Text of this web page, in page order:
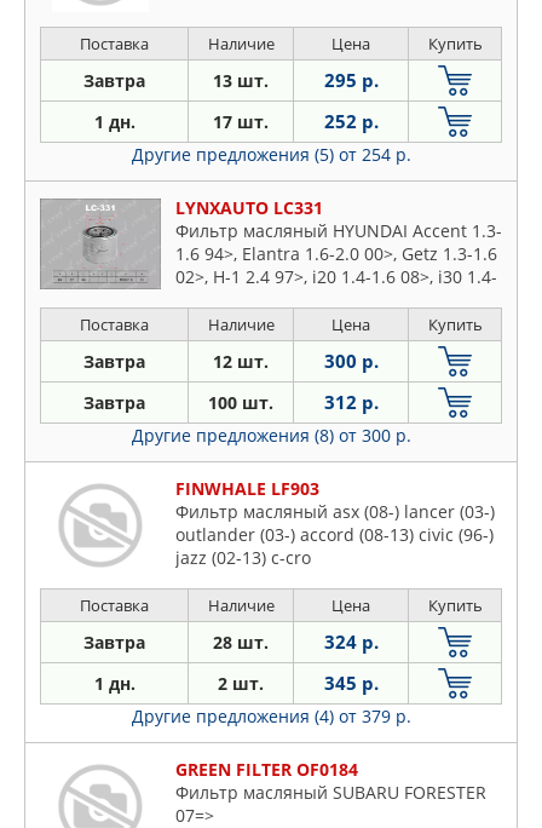
Поставка Наличие Цена Купить
Завтра 13 шт. 295 р.
1 дн. 17 шт. 252 р.
Другие предложения (5) от 254 р.
LYNXAUTO LC331
Фильтр масляный HYUNDAI Accent 1.3-
1.6 94>, Elantra 1.6-2.0 00>, Getz 1.3-1.6
02>, H-1 2.4 97>, i20 1.4-1.6 08>, i30 1.4-
3.0 91>, Tucson 2.0-2.7 04>, ISUZU
Trooper 2.3-3.2 91>, KIA Carens 1.6-2.0
04>, Ceed 1.4-2
Поставка Наличие Цена Купить
Завтра 12 шт. 300 р.
Завтра 100 шт. 312 р.
Другие предложения (8) от 300 р.
FINWHALE LF903
Фильтр масляный asx (08-) lancer (03-)
outlander (03-) accord (08-13) civic (96-)
jazz (02-13) c-cro
Поставка Наличие Цена Купить
Завтра 28 шт. 324 р.
1 дн. 2 шт. 345 р.
Другие предложения (4) от 379 р.
GREEN FILTER OF0184
Фильтр масляный SUBARU FORESTER
07=>